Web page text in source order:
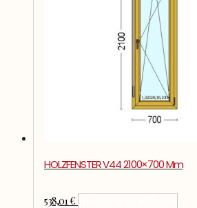
HOLZFENSTER V44 2100×700 Mm
538,01€